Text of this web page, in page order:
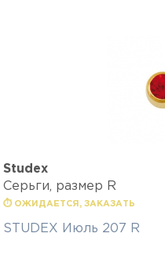
Studex
Серьги, размер R
⏱ ОЖИДАЕТСЯ, ЗАКАЗАТЬ
STUDEX Июль 207 R